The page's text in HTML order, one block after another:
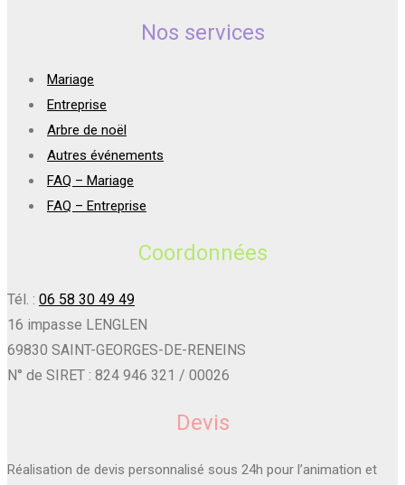
Nos services
Mariage
Entreprise
Arbre de noël
Autres événements
FAQ – Mariage
FAQ – Entreprise
Coordonnées
Tél. : 06 58 30 49 49
16 impasse LENGLEN
69830 SAINT-GEORGES-DE-RENEINS
N° de SIRET : 824 946 321 / 00026
Devis
Réalisation de devis personnalisé sous 24h pour l’animation et